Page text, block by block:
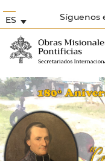
Síguenos
ES